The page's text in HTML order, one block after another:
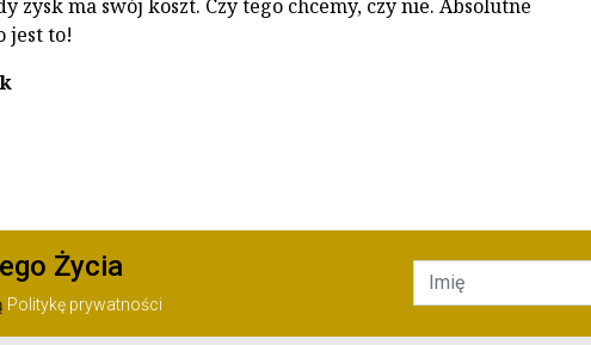
zysk ma swój koszt. Czy tego chcemy, czy nie. Absolutne
jest to!
Życia
Politykę prywatności